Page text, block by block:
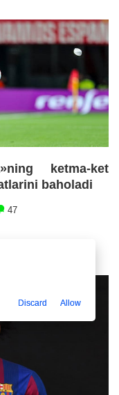
ketma-ket
baholadi
47
Discard Allow